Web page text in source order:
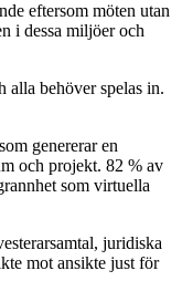
eftersom möten utan
i dessa miljöer och
alla behöver spelas in.
genererar en
och projekt. 82 % av
som virtuella
juridiska
mot ansikte just för